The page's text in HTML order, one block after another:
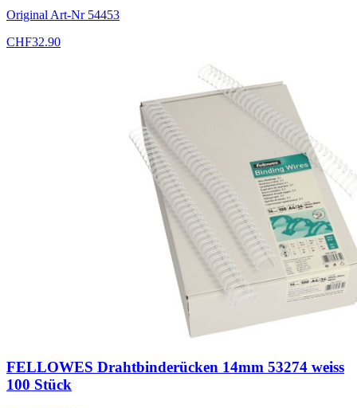
Original Art-Nr 54453
CHF32.90
FELLOWES Drahtbinderücken 14mm 53274 weiss
100 Stück